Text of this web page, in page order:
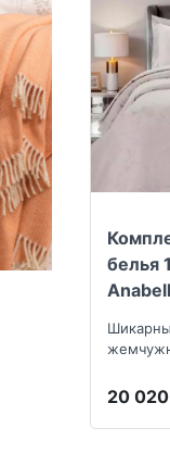
белья
20 020